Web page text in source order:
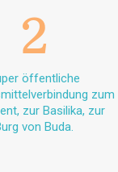
2
öffentliche
zum
zur Basilika, zur
von Buda.